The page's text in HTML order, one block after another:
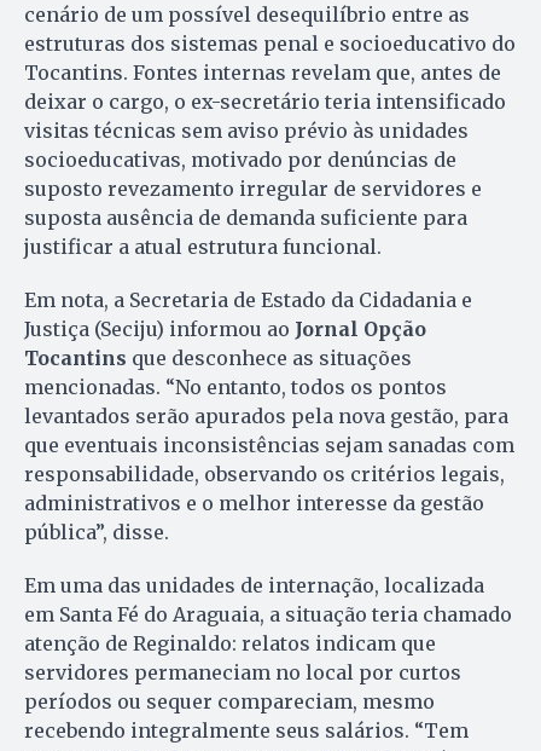
cenário de um possível desequilíbrio entre as
estruturas dos sistemas penal e socioeducativo do
Tocantins. Fontes internas revelam que, antes de
deixar o cargo, o ex-secretário teria intensificado
visitas técnicas sem aviso prévio às unidades
socioeducativas, motivado por denúncias de
suposto revezamento irregular de servidores e
suposta ausência de demanda suficiente para
justificar a atual estrutura funcional.
Em nota, a Secretaria de Estado da Cidadania e
Justiça (Seciju) informou ao Jornal Opção
Tocantins que desconhece as situações
mencionadas. “No entanto, todos os pontos
levantados serão apurados pela nova gestão, para
que eventuais inconsistências sejam sanadas com
responsabilidade, observando os critérios legais,
administrativos e o melhor interesse da gestão
pública”, disse.
Em uma das unidades de internação, localizada
em Santa Fé do Araguaia, a situação teria chamado
atenção de Reginaldo: relatos indicam que
servidores permaneciam no local por curtos
períodos ou sequer compareciam, mesmo
recebendo integralmente seus salários. “Tem